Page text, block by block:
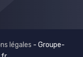
légales - Groupe-